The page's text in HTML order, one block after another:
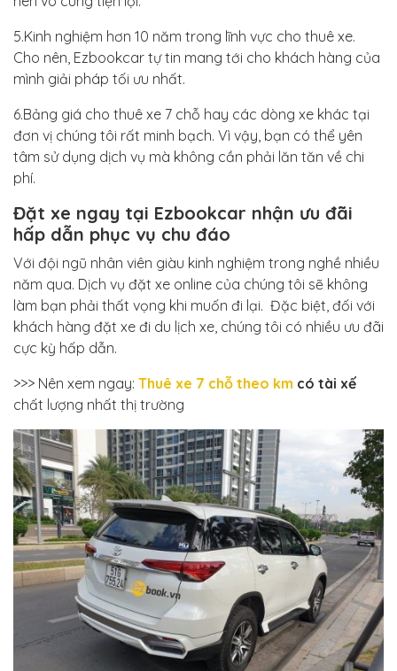
5.Kinh nghiệm hơn 10 năm trong lĩnh vực cho thuê xe.
Cho nên, Ezbookcar tự tin mang tới cho khách hàng của
mình giải pháp tối ưu nhất.
6.Bảng giá cho thuê xe 7 chỗ hay các dòng xe khác tại
đơn vị chúng tôi rất minh bạch. Vì vậy, bạn có thể yên
tâm sử dụng dịch vụ mà không cần phải lăn tăn về chi
phí.
Đặt xe ngay tại Ezbookcar nhận ưu đãi
hấp dẫn phục vụ chu đáo
Với đội ngũ nhân viên giàu kinh nghiệm trong nghề nhiều
năm qua. Dịch vụ đặt xe online của chúng tôi sẽ không
làm bạn phải thất vọng khi muốn đi lại. Đặc biệt, đối với
khách hàng đặt xe đi du lịch xe, chúng tôi có nhiều ưu đãi
cực kỳ hấp dẫn.
>>> Nên xem ngay: Thuê xe 7 chỗ theo km có tài xế
chất lượng nhất thị trường